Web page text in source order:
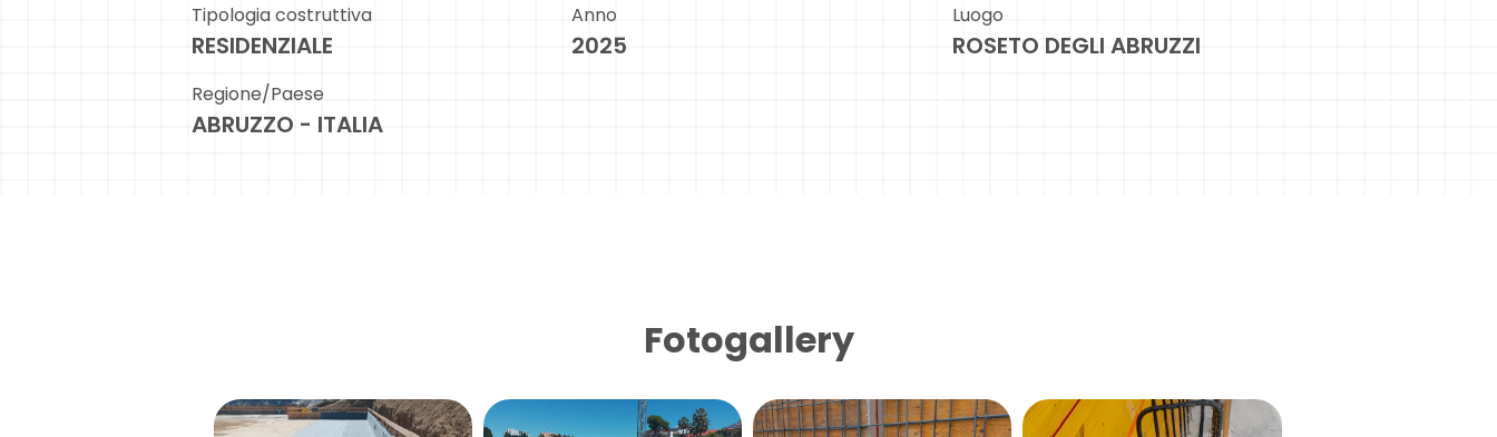
Tipologia costruttiva
RESIDENZIALE
Anno
2025
Luogo
ROSETO DEGLI ABRUZZI
Regione/Paese
ABRUZZO - ITALIA
Fotogallery